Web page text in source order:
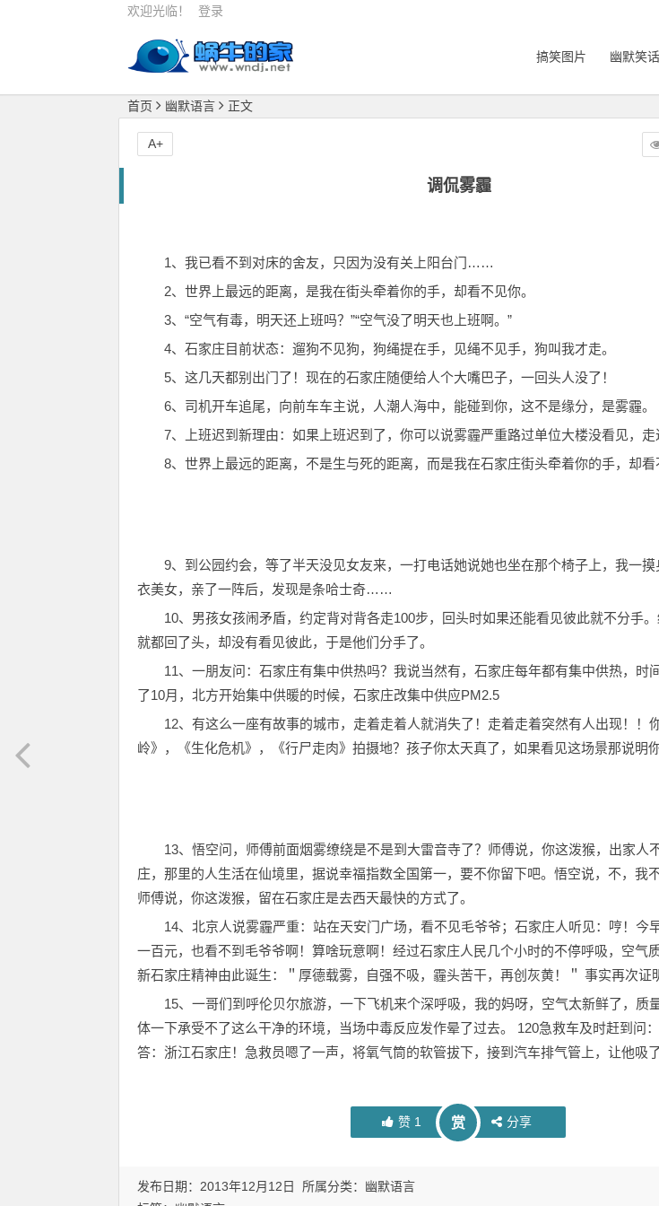
欢迎光临！ 登录
搞笑图片 幽默笑话
首页 幽默语言 正文
调侃雾霾
1、我已看不到对床的舍友，只因为没有关上阳台门……
2、世界上最远的距离，是我在街头牵着你的手，却看不见你。
3、“空气有毒，明天还上班吗？”“空气没了明天也上班啊。”
4、石家庄目前状态：遛狗不见狗，狗绳提在手，见绳不见手，狗叫我才走。
5、这几天都别出门了！现在的石家庄随便给人个大嘴巴子，一回头人没了！
6、司机开车追尾，向前车车主说，人潮人海中，能碰到你，这不是缘分，是雾霾。
7、上班迟到新理由：如果上班迟到了，你可以说雾霾严重路过单位大楼没看见，走
8、世界上最远的距离，不是生与死的距离，而是我在石家庄街头牵着你的手，却看
9、到公园约会，等了半天没见女友来，一打电话她说她也坐在那个椅子上，我一
衣美女，亲了一阵后，发现是条哈士奇……
10、男孩女孩闹矛盾，约定背对背各走100步，回头时如果还能看见彼此就不分手
就都回了头，却没有看见彼此，于是他们分手了。
11、一朋友问：石家庄有集中供热吗？我说当然有，石家庄每年都有集中供热，时
了10月，北方开始集中供暖的时候，石家庄改集中供应PM2.5
12、有这么一座有故事的城市，走着走着人就消失了！走着走着突然有人出现！！
岭》，《生化危机》，《行尸走肉》拍摄地？孩子你太天真了，如果看见这场景那说明
13、悟空问，师傅前面烟雾缭绕是不是到大雷音寺了？师傅说，你这泼猴，出家人
庄，那里的人生活在仙境里，据说幸福指数全国第一，要不你留下吧。悟空说，不，我
师傅说，你这泼猴，留在石家庄是去西天最快的方式了。
14、北京人说雾霾严重：站在天安门广场，看不见毛爷爷；石家庄人听见：哼！今
一百元，也看不到毛爷爷啊！算啥玩意啊！经过石家庄人民几个小时的不停呼吸，空气
新石家庄精神由此诞生：＂厚德载雾，自强不吸，霾头苦干，再创灰黄！＂ 事实再次证
15、一哥们到呼伦贝尔旅游，一下飞机来个深呼吸，我的妈呀，空气太新鲜了，质
体一下承受不了这么干净的环境，当场中毒反应发作晕了过去。 120急救车及时赶到问：
答：浙江石家庄！急救员嗯了一声，将氧气筒的软管拔下，接到汽车排气管上，让他吸
赞 1 赏 分享
A+
发布日期：2013年12月12日 所属分类： 幽默语言